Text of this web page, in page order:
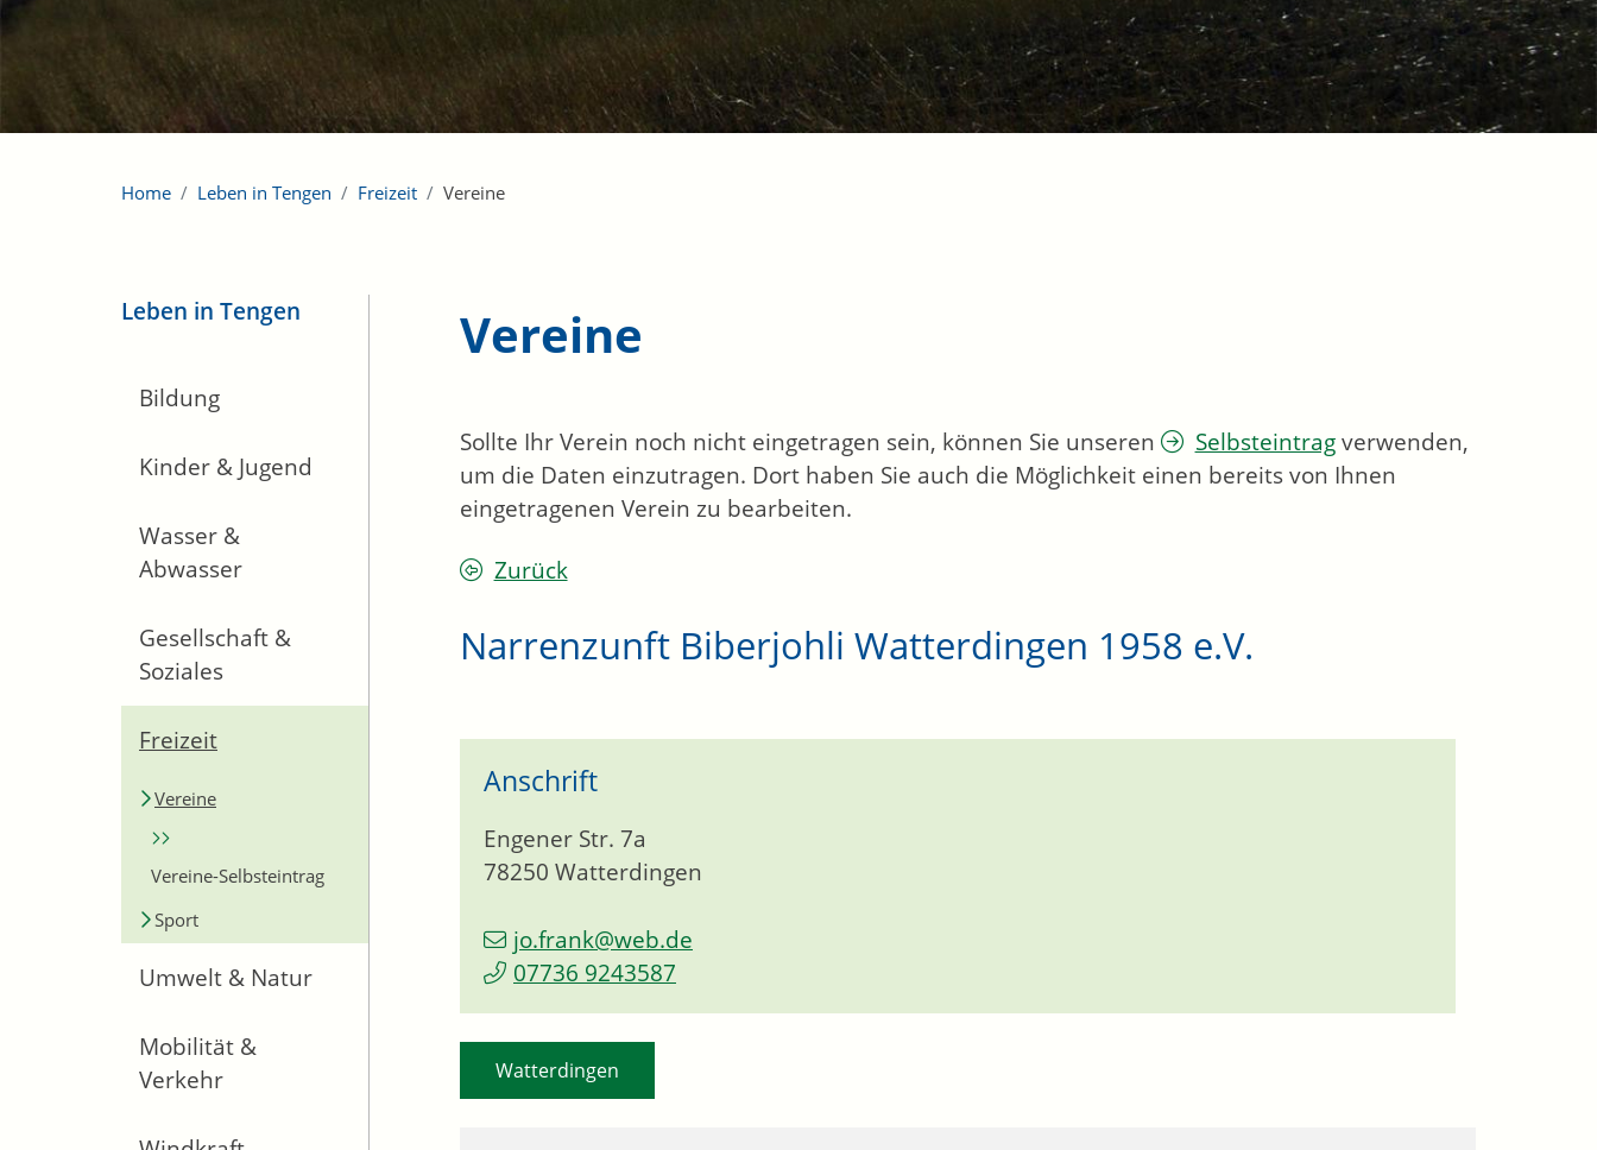
Home Leben in Tengen Freizeit Vereine
Leben in Tengen
Bildung
Kinder & Jugend
Wasser &
Abwasser
Gesellschaft &
Soziales
Freizeit
Vereine
Vereine-Selbsteintrag
Sport
Umwelt & Natur
Mobilität &
Verkehr
Vereine
Sollte Ihr Verein noch nicht eingetragen sein, können Sie unseren Selbsteintragverwenden,
um die Daten einzutragen. Dort haben Sie auch die Möglichkeit einen bereits von Ihnen
eingetragenen Verein zu bearbeiten.
Zurück
Narrenzunft Biberjohli Watterdingen 1958 e.V.
Anschrift
Engener Str. 7a
78250 Watterdingen
jo.frank@web.de
07736 9243587
Watterdingen